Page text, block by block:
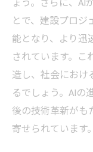
ょう。さらに、AI
とで、建設プロ
能となり、より迅
されています。こ
造し、社会におけ
るでしょう。AIの
後の技術革新がも
寄せられています。